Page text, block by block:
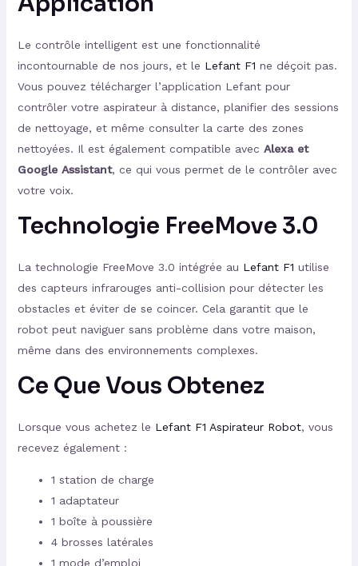
Le contrôle intelligent est une fonctionnalité
incontournable de nos jours, et le Lefant F1 ne déçoit pas.
Vous pouvez télécharger l’application Lefant pour
contrôler votre aspirateur à distance, planifier des sessions
de nettoyage, et même consulter la carte des zones
nettoyées. Il est également compatible avec Alexa et
Google Assistant, ce qui vous permet de le contrôler avec
votre voix.
Technologie FreeMove 3.0
La technologie FreeMove 3.0 intégrée au Lefant F1 utilise
des capteurs infrarouges anti-collision pour détecter les
obstacles et éviter de se coincer. Cela garantit que le
robot peut naviguer sans problème dans votre maison,
même dans des environnements complexes.
Ce Que Vous Obtenez
Lorsque vous achetez le Lefant F1 Aspirateur Robot, vous
recevez également :
1 station de charge
1 adaptateur
1 boîte à poussière
4 brosses latérales
1 mode d’emploi